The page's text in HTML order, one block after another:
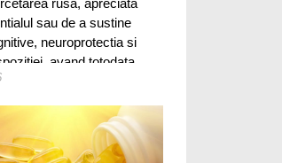
rusa, apreciata
sau de a sustine
neuroprotectia si
avand totodata
asupra performantei
si corporale.